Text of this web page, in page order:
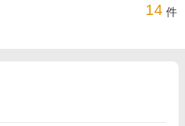
14 件